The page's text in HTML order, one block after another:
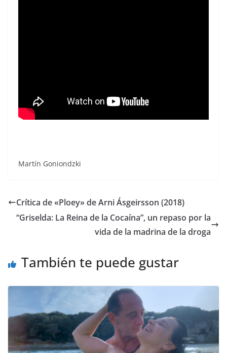
Martín Goniondzki
Crítica de «Ploey» de Arni Ásgeirsson (2018)
“Griselda: La Reina de la Cocaína”, un repaso por la
vida de la madrina de la droga
También te puede gustar